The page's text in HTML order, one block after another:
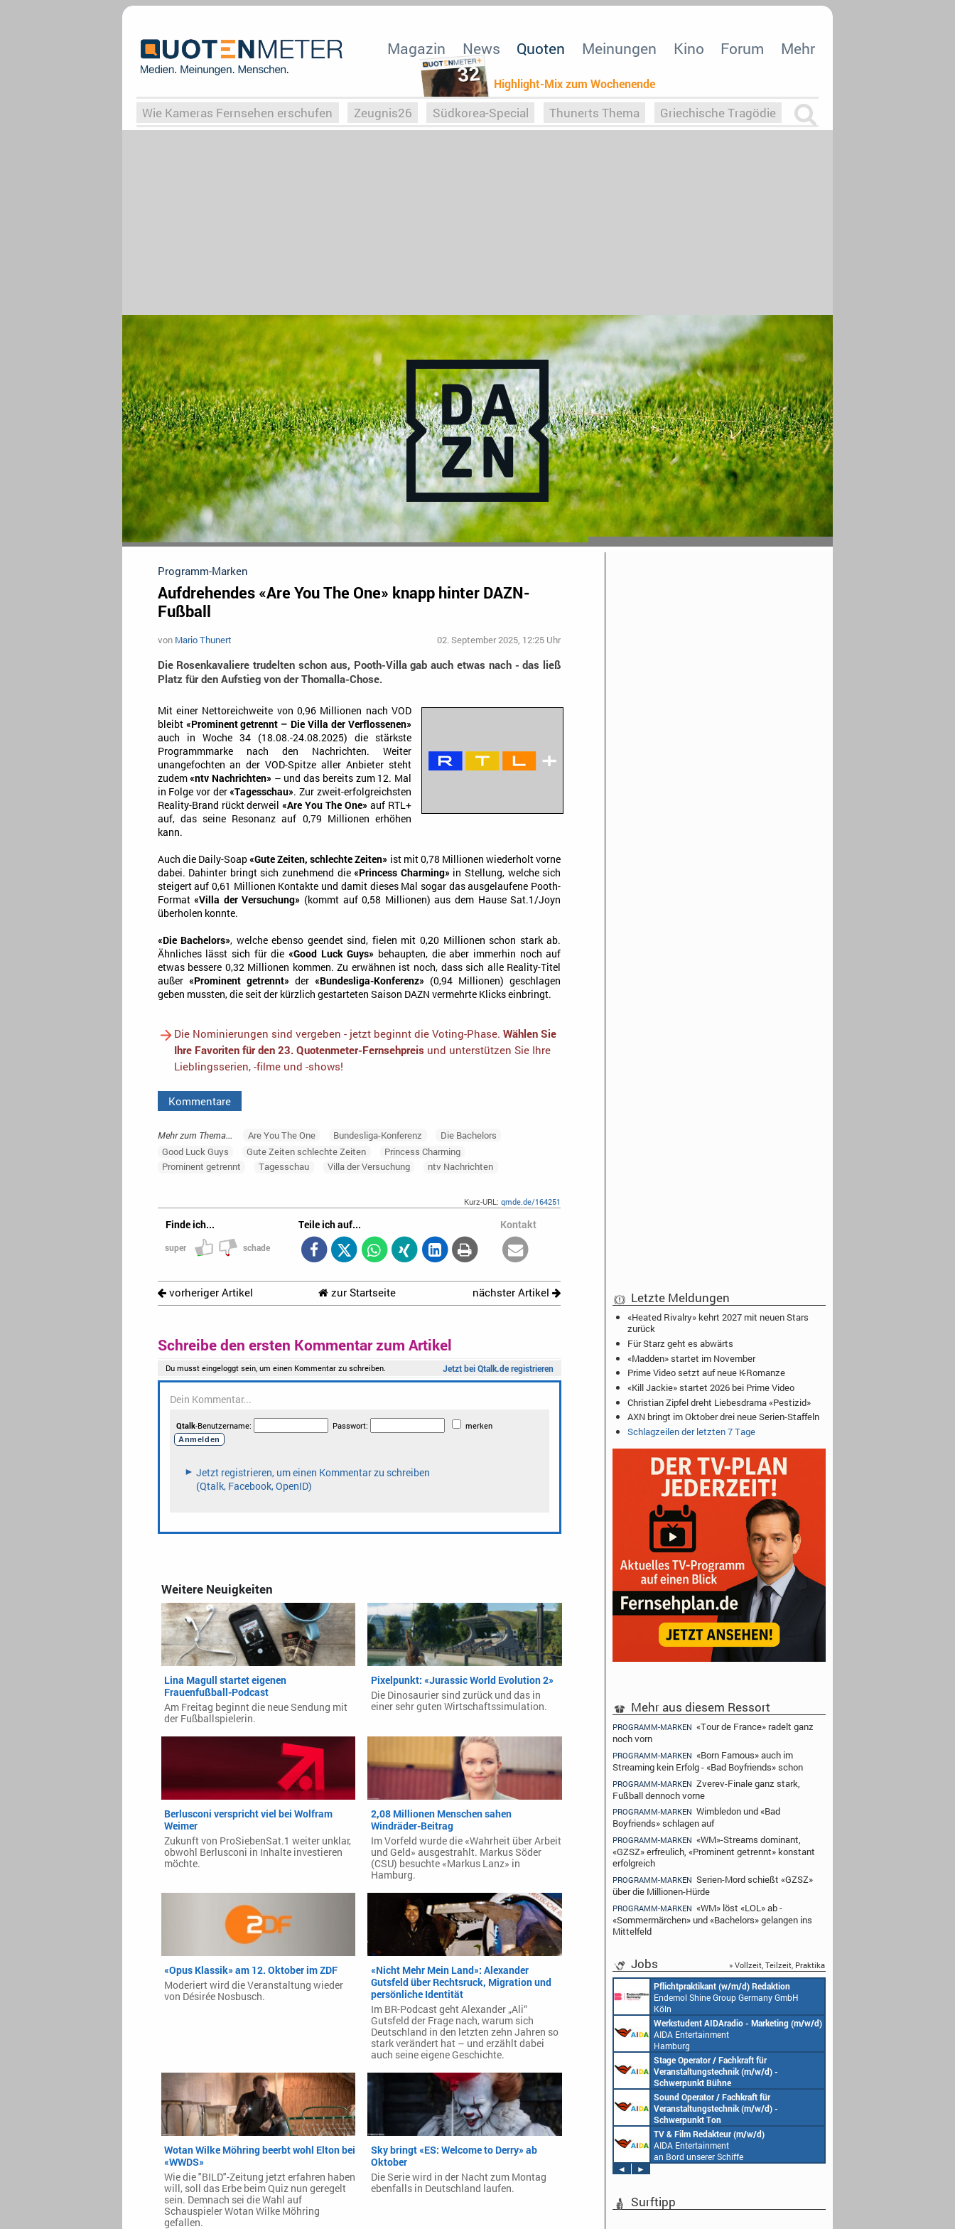
32 Highlight-Mix zum Wochenende
Magazin News Quoten Meinungen Kino Forum Mehr
Wie Kameras Fernsehen erschufen Zeugnis26 Südkorea-Special Thunerts Thema Griechische Tragödie
Programm-Marken
Aufdrehendes «Are You The One» knapp hinter DAZN-
Fußball
von Mario Thunert 02. September 2025, 12:25 Uhr
Die Rosenkavaliere trudelten schon aus, Pooth-Villa gab auch etwas nach - das ließ
Platz für den Aufstieg von der Thomalla-Chose.
Mit einer Nettoreichweite von 0,96 Millionen nach VOD
bleibt «Prominent getrennt – Die Villa der Verflossenen»
auch in Woche 34 (18.08.-24.08.2025) die stärkste
Programmmarke nach den Nachrichten. Weiter
unangefochten an der VOD-Spitze aller Anbieter steht
zudem«ntv Nachrichten» – und das bereits zum 12. Mal
in Folge vor der«Tagesschau». Zur zweit-erfolgreichsten
Reality-Brand rückt derweil«Are You The One» auf RTL+
auf, das seine Resonanz auf 0,79 Millionen erhöhen
kann.
Auch die Daily-Soap«Gute Zeiten, schlechte Zeiten» ist mit 0,78 Millionen wiederholt vorne
dabei. Dahinter bringt sich zunehmend die«Princess Charming» in Stellung, welche sich
steigert auf 0,61 Millionen Kontakte und damit dieses Mal sogar das ausgelaufene Pooth-
Format«Villa der Versuchung» (kommt auf 0,58 Millionen) aus dem Hause Sat.1/Joyn
überholen konnte.
«Die Bachelors», welche ebenso geendet sind, fielen mit 0,20 Millionen schon stark ab.
Ähnliches lässt sich für die «Good Luck Guys» behaupten, die aber immerhin noch auf
etwas bessere 0,32 Millionen kommen. Zu erwähnen ist noch, dass sich alle Reality-Titel
außer «Prominent getrennt» der «Bundesliga-Konferenz» (0,94 Millionen) geschlagen
geben mussten, die seit der kürzlich gestarteten Saison DAZN vermehrte Klicks einbringt.
Die Nominierungen sind vergeben - jetzt beginnt die Voting-Phase. Wählen Sie
Ihre Favoriten für den 23. Quotenmeter-Fernsehpreis und unterstützen Sie Ihre
Lieblingsserien, -filme und -shows!
Kommentare
Mehr zum Thema... Are You The One Bundesliga-Konferenz
Die Bachelors
Good Luck Guys
Gute Zeiten schlechte Zeiten
Princess Charming
Prominent getrennt
Tagesschau Villa der Versuchung ntv Nachrichten
Kurz-URL:qmde.de/164251
Finde ich...
super schade
Teile ich auf... Kontakt
vorheriger Artikel zur Startseite nächster Artikel
Schreibe den ersten Kommentar zum Artikel
Weitere Neuigkeiten
Lina Magull startet eigenen
Frauenfußball-Podcast
Am Freitag beginnt die neue Sendung mit
der Fußballspielerin.
Pixelpunkt: «Jurassic World Evolution 2»
Die Dinosaurier sind zurück und das in
einer sehr guten Wirtschaftssimulation.
Berlusconi verspricht viel bei Wolfram
Weimer
Zukunft von ProSiebenSat.1 weiter unklar,
obwohl Berlusconi in Inhalte investieren
möchte.
2,08 Millionen Menschen sahen
Windräder-Beitrag
Im Vorfeld wurde die «Wahrheit über Arbeit
und Geld» ausgestrahlt. Markus Söder
(CSU) besuchte «Markus Lanz» in
Hamburg.
«Opus Klassik» am 12. Oktober im ZDF
Moderiert wird die Veranstaltung wieder
von Désirée Nosbusch.
«Nicht Mehr Mein Land»: Alexander
Gutsfeld über Rechtsruck, Migration und
persönliche Identität
Im BR-Podcast geht Alexander „Ali“
Gutsfeld der Frage nach, warum sich
Deutschland in den letzten zehn Jahren so
stark verändert hat – und erzählt dabei
auch seine eigene Geschichte.
Wotan Wilke Möhring beerbt wohl Elton bei
«WWDS»
Wie die "BILD"-Zeitung jetzt erfahren haben
will, soll das Erbe beim Quiz nun geregelt
sein. Demnach sei die Wahl auf
Schauspieler Wotan Wilke Möhring
gefallen.
Sky bringt «ES: Welcome to Derry» ab
Oktober
Die Serie wird in der Nacht zum Montag
ebenfalls in Deutschland laufen.
Letzte Meldungen
«Heated Rivalry» kehrt 2027 mit neuen Stars
zurück
Für Starz geht es abwärts
«Madden» startet im November
Prime Video setzt auf neue K-Romanze
«Kill Jackie» startet 2026 bei Prime Video
Christian Zipfel dreht Liebesdrama «Pestizid»
AXN bringt im Oktober drei neue Serien-Staffeln
Schlagzeilen der letzten 7 Tage
Mehr aus diesem Ressort
PROGRAMM-MARKEN «Tour de France» radelt ganz
noch vorn
PROGRAMM-MARKEN «Born Famous» auch im
Streaming kein Erfolg - «Bad Boyfriends» schon
PROGRAMM-MARKEN Zverev-Finale ganz stark,
Fußball dennoch vorne
PROGRAMM-MARKEN Wimbledon und «Bad
Boyfriends» schlagen auf
PROGRAMM-MARKEN «WM»-Streams dominant,
«GZSZ» erfreulich, «Prominent getrennt» konstant
erfolgreich
PROGRAMM-MARKEN Serien-Mord schießt «GZSZ»
über die Millionen-Hürde
PROGRAMM-MARKEN «WM» löst «LOL» ab -
«Sommermärchen» und «Bachelors» gelangen ins
Mittelfeld
Jobs » Vollzeit, Teilzeit, Praktika
Pflichtpraktikant (w/m/d) Redaktion
Endemol Shine Group Germany GmbH
Köln
Werkstudent AIDAradio - Marketing (m/w/d)
AIDA Entertainment
Hamburg
Stage Operator / Fachkraft für
Veranstaltungstechnik (m/w/d) -
Schwerpunkt Bühne
AIDA Entertainment
an Bord unserer Schiffe
Sound Operator / Fachkraft für
Veranstaltungstechnik (m/w/d) -
Schwerpunkt Ton
AIDA Entertainment
an Bord unserer Schiffe
TV & Film Redakteur (m/w/d)
AIDA Entertainment
an Bord unserer Schiffe
◄
►
Surftipp